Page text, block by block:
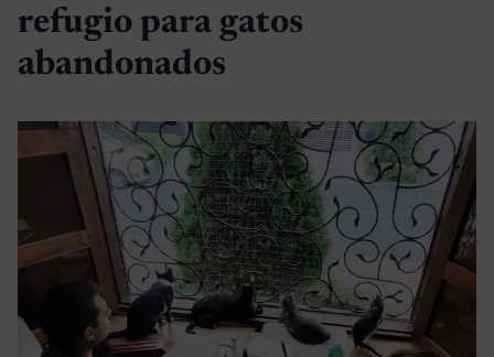
refugio para gatos
abandonados